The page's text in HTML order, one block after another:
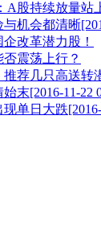
A股持续放量站
机会都清晰
改革潜力股！
否震荡上行？
荐几只高送转
末[2016-11-22
单日大跌